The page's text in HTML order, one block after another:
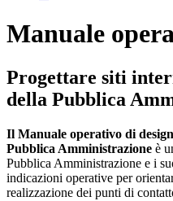
Manuale
Progettare siti
della Pubblica
Il Manuale operativo di
Pubblica Amministrazione è
Pubblica Amministrazione e i
indicazioni operative per
realizzazione dei punti di